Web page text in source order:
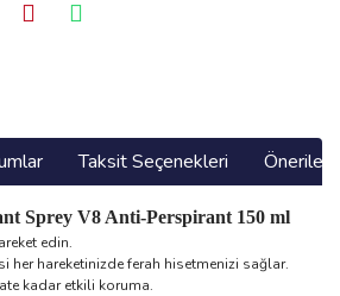
Taksit Seçenekleri
Sprey V8 Anti-Perspirant 150 ml
edin.
her hareketinizde ferah hisetmenizi sağlar.
kadar etkili koruma.